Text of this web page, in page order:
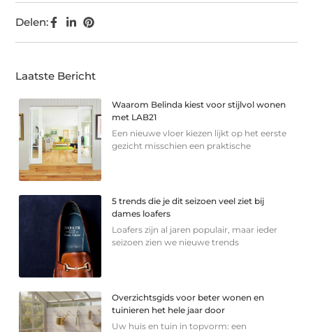
Delen:
Laatste Bericht
Waarom Belinda kiest voor stijlvol wonen
met LAB21
Een nieuwe vloer kiezen lijkt op het eerste
gezicht misschien een praktische
5 trends die je dit seizoen veel ziet bij
dames loafers
Loafers zijn al jaren populair, maar ieder
seizoen zien we nieuwe trends
Overzichtsgids voor beter wonen en
tuinieren het hele jaar door
Uw huis en tuin in topvorm: een